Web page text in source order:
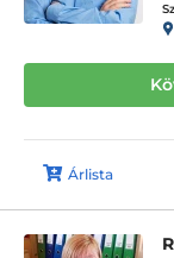
Árlista